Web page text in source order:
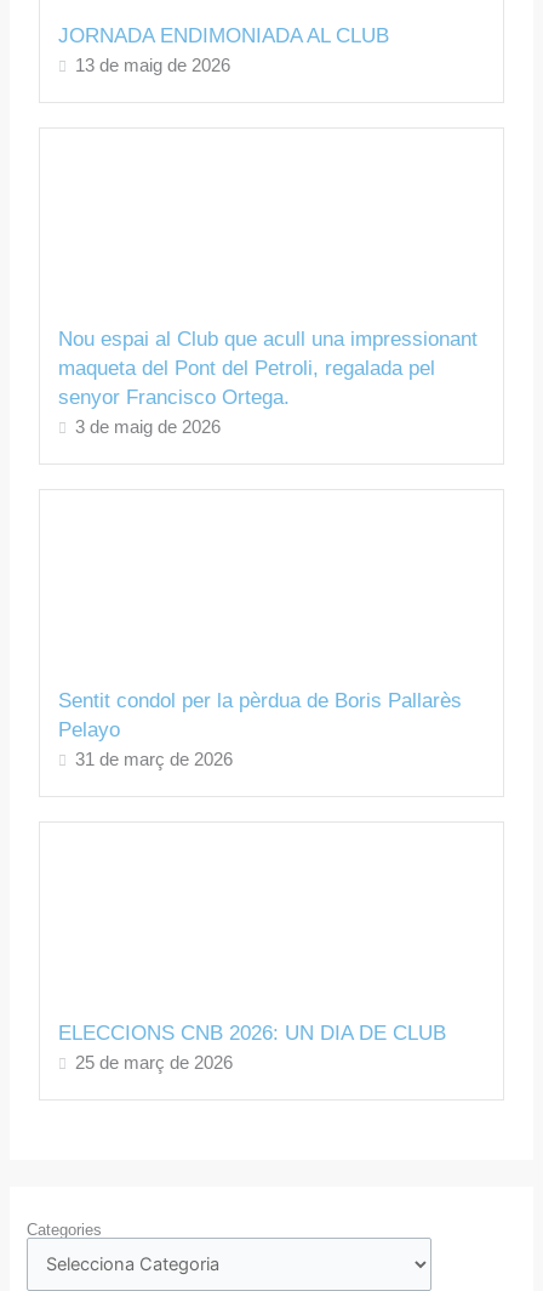
JORNADA ENDIMONIADA AL CLUB
13 de maig de 2026
Nou espai al Club que acull una impressionant
maqueta del Pont del Petroli, regalada pel
senyor Francisco Ortega.
3 de maig de 2026
Sentit condol per la pèrdua de Boris Pallarès
Pelayo
31 de març de 2026
ELECCIONS CNB 2026: UN DIA DE CLUB
25 de març de 2026
Categories